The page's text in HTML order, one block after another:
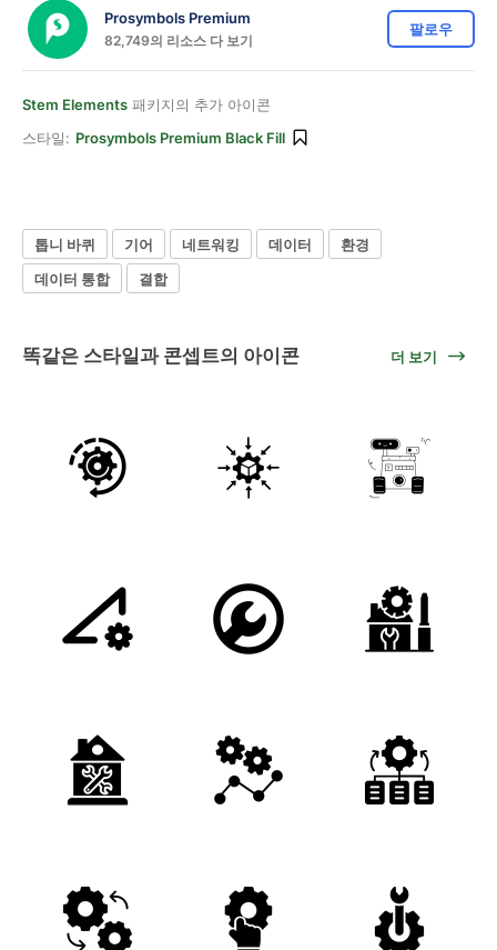
Prosymbols Premium
82,749의 리소스 다 보기
팔로우
Stem Elements 패키지의 추가 아이콘
스타일: Prosymbols Premium Black Fill
톱니 바퀴 기어 네트워킹 데이터
환경
데이터 통합
결합
똑같은 스타일과 콘셉트의 아이콘 더 보기